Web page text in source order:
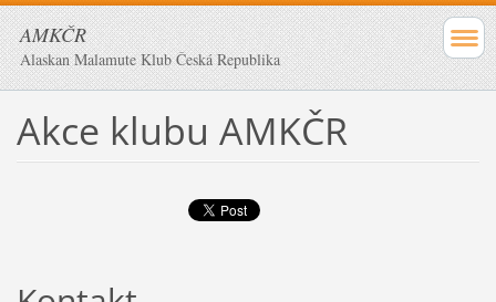
AMKČR
Alaskan Malamute Klub Česká Republika
Akce klubu AMKČR